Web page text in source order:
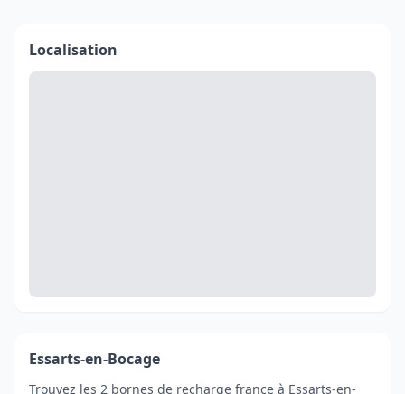
Localisation
Essarts-en-Bocage
Trouvez les 2 bornes de recharge france à Essarts-en-